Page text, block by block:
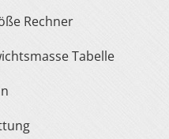
Rechner
Tabelle